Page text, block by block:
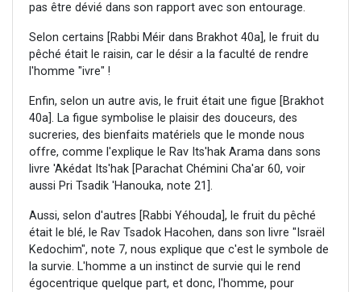
pas être dévié dans son rapport avec son entourage.
Selon certains [Rabbi Méir dans Brakhot 40a], le fruit du
pêché était le raisin, car le désir a la faculté de rendre
l'homme "ivre" !
Enfin, selon un autre avis, le fruit était une figue [Brakhot
40a]. La figue symbolise le plaisir des douceurs, des
sucreries, des bienfaits matériels que le monde nous
offre, comme l'explique le Rav Its'hak Arama dans sons
livre 'Akédat Its'hak [Parachat Chémini Cha'ar 60, voir
aussi Pri Tsadik 'Hanouka, note 21].
Aussi, selon d'autres [Rabbi Yéhouda], le fruit du pêché
était le blé, le Rav Tsadok Hacohen, dans son livre "Israël
Kedochim", note 7, nous explique que c'est le symbole de
la survie. L'homme a un instinct de survie qui le rend
égocentrique quelque part, et donc, l'homme, pour